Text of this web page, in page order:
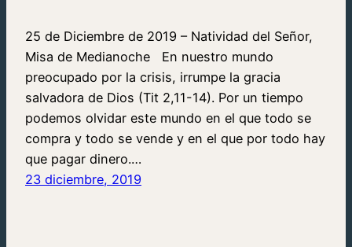
25 de Diciembre de 2019 – Natividad del Señor,
Misa de Medianoche En nuestro mundo
preocupado por la crisis, irrumpe la gracia
salvadora de Dios (Tit 2,11-14). Por un tiempo
podemos olvidar este mundo en el que todo se
compra y todo se vende y en el que por todo hay
que pagar dinero.…
23 diciembre, 2019